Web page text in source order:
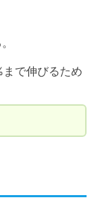
で伸びるため